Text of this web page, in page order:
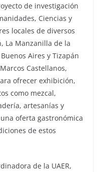
de investigación
Ciencias y
locales de diversos
La Manzanilla de la
Aires y Tizapán
Castellanos,
ofrecer exhibición,
como mezcal,
artesanías y
oferta gastronómica
de estos
de la UAER,